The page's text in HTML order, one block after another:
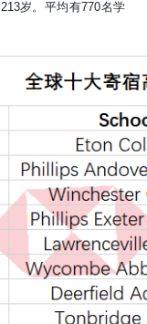
213岁。平均有770名学